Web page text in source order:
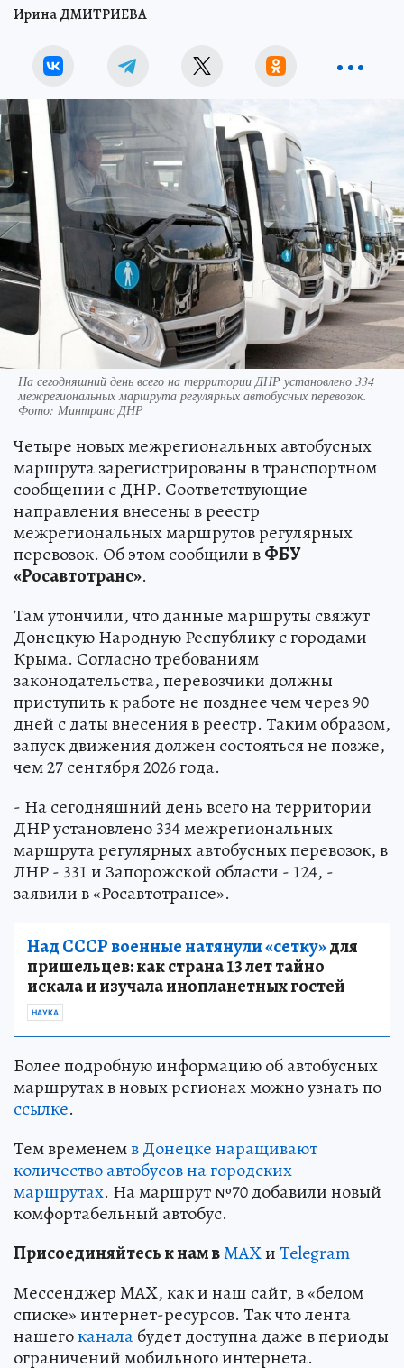
Ирина ДМИТРИЕВА
На сегодняшний день всего на территории ДНР установлено 334
межрегиональных маршрута регулярных автобусных перевозок.
Фото: Минтранс ДНР
Четыре новых межрегиональных автобусных
маршрута зарегистрированы в транспортном
сообщении с ДНР. Соответствующие
направления внесены в реестр
межрегиональных маршрутов регулярных
перевозок. Об этом сообщили вФБУ
«Росавтотранс».
Там утончили, что данные маршруты свяжут
Донецкую Народную Республику с городами
Крыма. Согласно требованиям
законодательства, перевозчики должны
приступить к работе не позднее чем через 90
дней с даты внесения в реестр. Таким образом,
запуск движения должен состояться не позже,
чем 27 сентября 2026 года.
- На сегодняшний день всего на территории
ДНР установлено 334 межрегиональных
маршрута регулярных автобусных перевозок, в
ЛНР - 331 и Запорожской области - 124, -
заявили в «Росавтотрансе».
Над СССР военные натянули «сетку»для
пришельцев: как страна 13 лет тайно
искала и изучала инопланетных гостей
НАУКА
Более подробную информацию об автобусных
маршрутах в новых регионах можно узнать по
ссылке.
Тем временемв Донецке наращивают
количество автобусов на городских
маршрутах. На маршрут №70 добавили новый
комфортабельный автобус.
Присоединяйтесь к нам вMAXиTelegram
Мессенджер MAX, как и наш сайт, в «белом
списке» интернет-ресурсов. Так что лента
нашегоканалабудет доступна даже в периоды
ограничений мобильного интернета.